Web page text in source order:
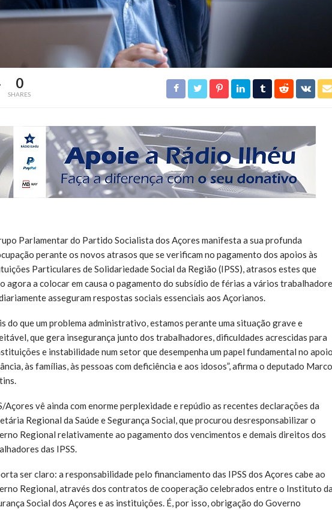
0
SHARES
Parlamentar do Partido Socialista dos Açores manifesta a sua profunda
perante os novos atrasos que se verificam no pagamento dos apoios às
Particulares de Solidariedade Social da Região (IPSS), atrasos estes que
agora a colocar em causa o pagamento do subsídio de férias a vários
asseguram respostas sociais essenciais aos Açorianos.
do que um problema administrativo, estamos perante uma situação grave e
que gera insegurança junto dos trabalhadores, dificuldades acrescidas para
e instabilidade num setor que desempenha um papel fundamental no apoio
às famílias, às pessoas com deficiência e aos idosos”, afirma o deputado Marco
Açores vê ainda com enorme perplexidade e repúdio as recentes declarações da
Regional da Saúde e Segurança Social, que procurou desresponsabilizar o
Regional relativamente ao pagamento dos vencimentos e demais direitos dos
das IPSS.
ser claro: a responsabilidade pelo financiamento das IPSS dos Açores cabe ao
Regional, através dos contratos de cooperação celebrados entre o Instituto da
Social dos Açores e as instituições. É, por isso, obrigação do Governo